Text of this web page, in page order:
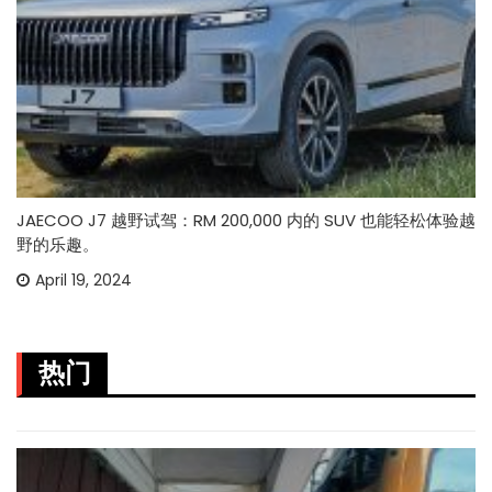
JAECOO J7 越野试驾：RM 200,000 内的 SUV 也能轻松体验越
野的乐趣。
April 19, 2024
热门